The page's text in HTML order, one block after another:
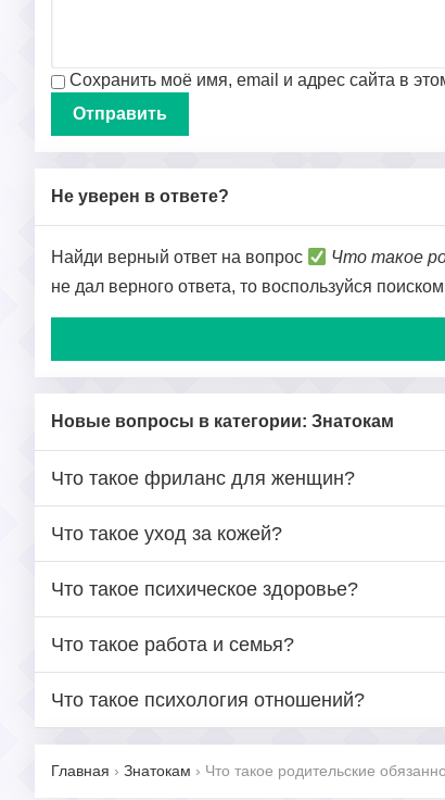
Сохранить моё имя, email и адрес сайта в
Не уверен в ответе?
Найди верный ответ на вопрос Что такое
не дал верного ответа, то воспользуйся
Новые вопросы в категории: Знатокам
Что такое фриланс для женщин?
Что такое уход за кожей?
Что такое психическое здоровье?
Что такое работа и семья?
Что такое психология отношений?
Главная › Знатокам › Что такое родительские